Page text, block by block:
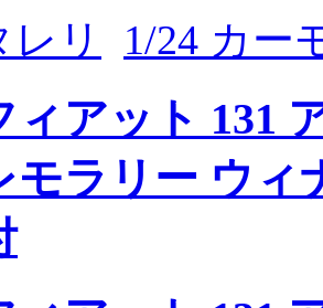
レリ 1/24 カー
ィアット 131
モラリー ウィ